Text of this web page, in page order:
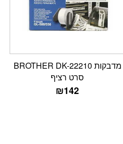
מדבקות BROTHER DK-22210
סרט רציף
₪142